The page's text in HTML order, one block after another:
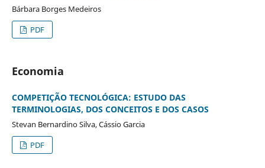
Bárbara Borges Medeiros
PDF
Economia
COMPETIÇÃO TECNOLÓGICA: ESTUDO DAS
TERMINOLOGIAS, DOS CONCEITOS E DOS CASOS
Stevan Bernardino Silva, Cássio Garcia
PDF